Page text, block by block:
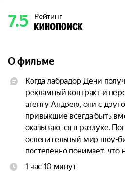
7.5 Рейтинг
О фильме
Когда лабрадор Дени
рекламный контракт и
агенту Андрею, они с
привыкшие всегда быть
оказываются в разлуке.
ослепительный мир шоу-
постепенно понимает, что
способен заменить семью,
1 час 10 минут